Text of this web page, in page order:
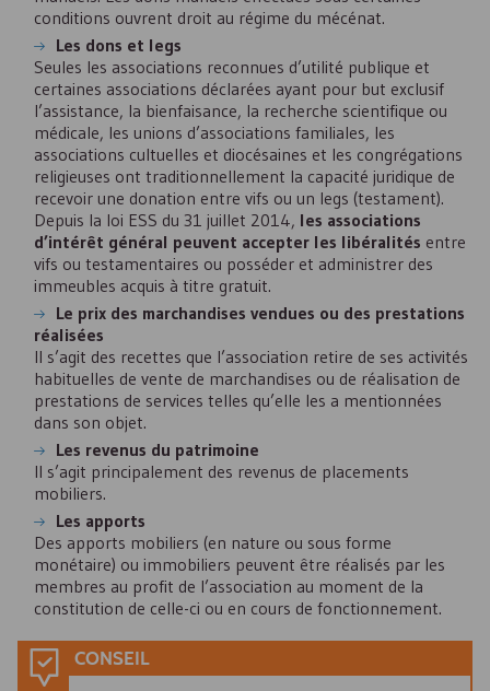
conditions ouvrent droit au régime du mécénat.
Les dons et legs
Seules les associations reconnues d’utilité publique et
certaines associations déclarées ayant pour but exclusif
l’assistance, la bienfaisance, la recherche scientifique ou
médicale, les unions d’associations familiales, les
associations cultuelles et diocésaines et les congrégations
religieuses ont traditionnellement la capacité juridique de
recevoir une donation entre vifs ou un legs (testament).
Depuis la loi ESS du 31 juillet 2014, les associations
d’intérêt général peuvent accepter les libéralités entre
vifs ou testamentaires ou posséder et administrer des
immeubles acquis à titre gratuit.
Le prix des marchandises vendues ou des prestations
réalisées
Il s’agit des recettes que l’association retire de ses activités
habituelles de vente de marchandises ou de réalisation de
prestations de services telles qu’elle les a mentionnées
dans son objet.
Les revenus du patrimoine
Il s’agit principalement des revenus de placements
mobiliers.
Les apports
Des apports mobiliers (en nature ou sous forme
monétaire) ou immobiliers peuvent être réalisés par les
membres au profit de l’association au moment de la
constitution de celle-ci ou en cours de fonctionnement.
CONSEIL